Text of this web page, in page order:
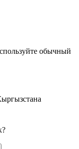
обычный